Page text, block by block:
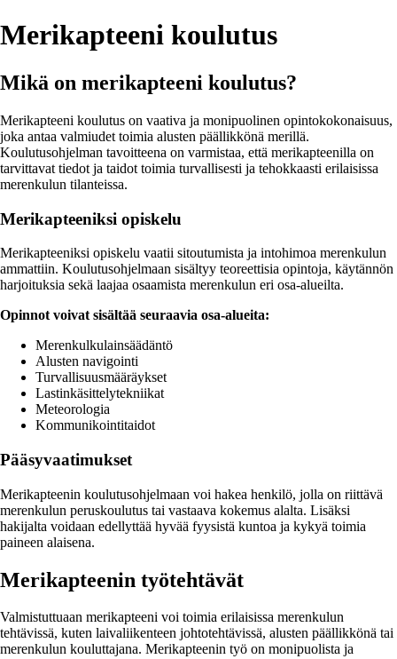
Merikapteeni koulutus
Mikä on merikapteeni koulutus?
Merikapteeni koulutus on vaativa ja monipuolinen opintokokonaisuus,
joka antaa valmiudet toimia alusten päällikkönä merillä.
Koulutusohjelman tavoitteena on varmistaa, että merikapteenilla on
tarvittavat tiedot ja taidot toimia turvallisesti ja tehokkaasti erilaisissa
merenkulun tilanteissa.
Merikapteeniksi opiskelu
Merikapteeniksi opiskelu vaatii sitoutumista ja intohimoa merenkulun
ammattiin. Koulutusohjelmaan sisältyy teoreettisia opintoja, käytännön
harjoituksia sekä laajaa osaamista merenkulun eri osa-alueilta.
Opinnot voivat sisältää seuraavia osa-alueita:
Merenkulkulainsäädäntö
Alusten navigointi
Turvallisuusmääräykset
Lastinkäsittelytekniikat
Meteorologia
Kommunikointitaidot
Pääsyvaatimukset
Merikapteenin koulutusohjelmaan voi hakea henkilö, jolla on riittävä
merenkulun peruskoulutus tai vastaava kokemus alalta. Lisäksi
hakijalta voidaan edellyttää hyvää fyysistä kuntoa ja kykyä toimia
paineen alaisena.
Merikapteenin työtehtävät
Valmistuttuaan merikapteeni voi toimia erilaisissa merenkulun
tehtävissä, kuten laivaliikenteen johtotehtävissä, alusten päällikkönä tai
merenkulun kouluttajana. Merikapteenin työ on monipuolista ja